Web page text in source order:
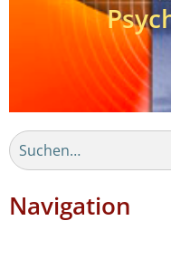
Navigation